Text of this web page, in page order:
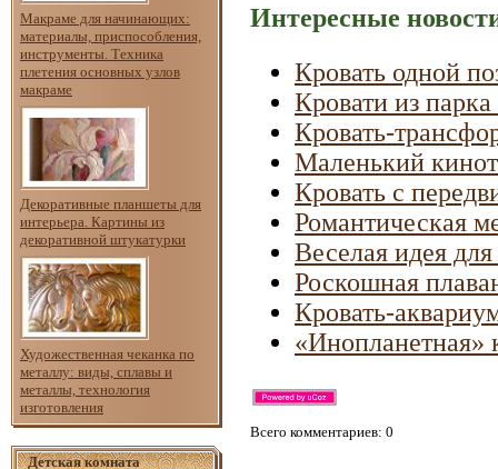
Макраме для начинающих:
материалы, приспособления,
инструменты. Техника
плетения основных узлов
макраме
Декоративные планшеты для
интерьера. Картины из
декоративной штукатурки
Художественная чеканка по
металлу: виды, сплавы и
металлы, технология
изготовления
Детская комната
Интересные
Кровать одной
Кровати из
Кровать-
Маленький
Кровать с
Романтическая
Веселая идея
Роскошная
Кровать-
«Инопланетная»
Всего комментариев: 0